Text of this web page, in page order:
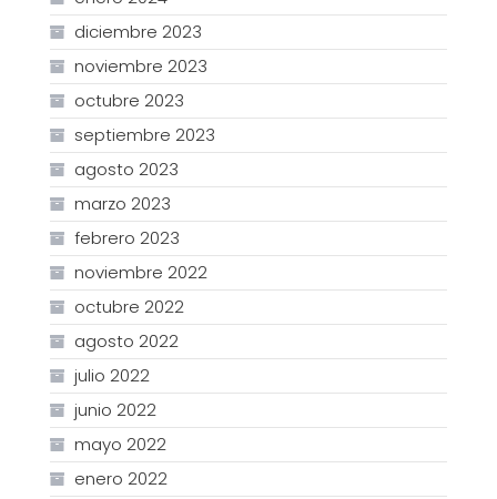
diciembre 2023
noviembre 2023
octubre 2023
septiembre 2023
agosto 2023
marzo 2023
febrero 2023
noviembre 2022
octubre 2022
agosto 2022
julio 2022
junio 2022
mayo 2022
enero 2022